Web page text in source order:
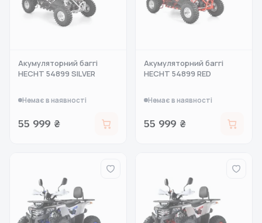
Акумуляторний баггі
HECHT 54899 SILVER
Немає в наявності
55 999 ₴
Акумуляторний баггі
HECHT 54899 RED
Немає в наявності
55 999 ₴